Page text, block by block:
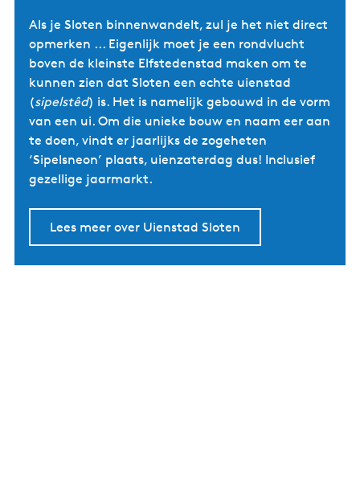
Als je Sloten binnenwandelt, zul je het niet direct
opmerken ... Eigenlijk moet je een rondvlucht
boven de kleinste Elfstedenstad maken om te
kunnen zien dat Sloten een echte uienstad
(sipelstêd) is. Het is namelijk gebouwd in de vorm
van een ui. Om die unieke bouw en naam eer aan
te doen, vindt er jaarlijks de zogeheten
‘Sipelsneon’ plaats, uienzaterdag dus! Inclusief
gezellige jaarmarkt.
Lees meer over Uienstad Sloten